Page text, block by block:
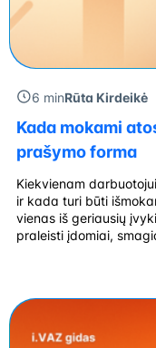
6 minRūta Kirdeikė
Kada mokami
prašymo forma
Kiekvienam
ir kada turi būti
vienas iš geriausių
praleisti įdomiai,